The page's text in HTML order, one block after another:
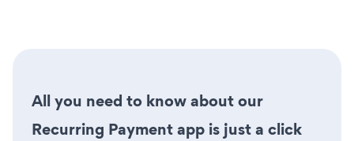
All you need to know about our
Recurring Payment app is just a click